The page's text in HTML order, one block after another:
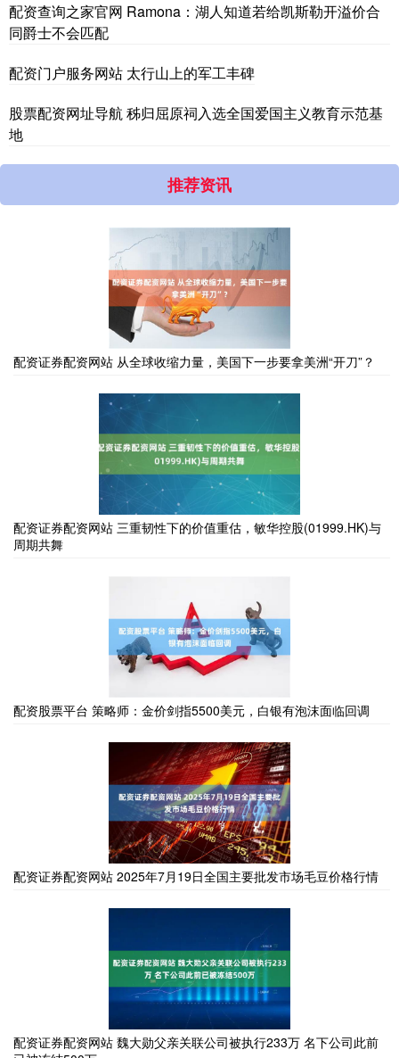
配资查询之家官网 Ramona：湖人知道若给凯斯勒开溢价合
同爵士不会匹配
配资门户服务网站 太行山上的军工丰碑
股票配资网址导航 秭归屈原祠入选全国爱国主义教育示范基
地
推荐资讯
配资证券配资网站 从全球收缩力量，美国下一步要拿美洲“开刀”？
配资证券配资网站 三重韧性下的价值重估，敏华控股(01999.HK)与
周期共舞
配资股票平台 策略师：金价剑指5500美元，白银有泡沫面临回调
配资证券配资网站 2025年7月19日全国主要批发市场毛豆价格行情
配资证券配资网站 魏大勋父亲关联公司被执行233万 名下公司此前